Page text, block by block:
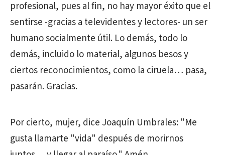
profesional, pues al fin, no hay mayor éxito que el
sentirse -gracias a televidentes y lectores- un ser
humano socialmente útil. Lo demás, todo lo
demás, incluido lo material, algunos besos y
ciertos reconocimientos, como la ciruela… pasa,
pasarán. Gracias.
Por cierto, mujer, dice Joaquín Umbrales: "Me
gusta llamarte "vida" después de morirnos